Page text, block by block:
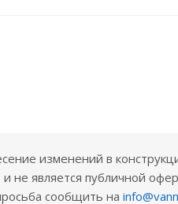
изменений в
не является публичной
сообщить на